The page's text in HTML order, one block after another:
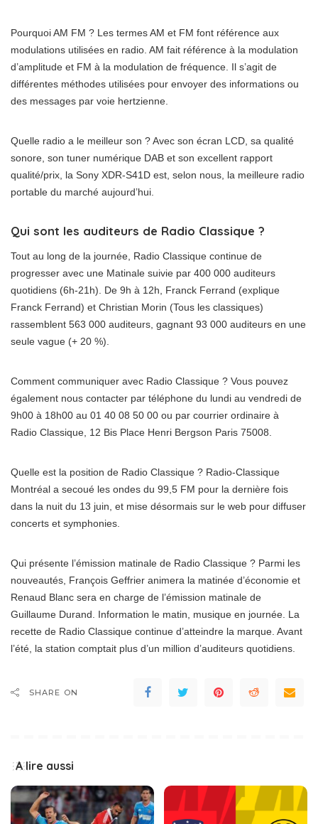
Pourquoi AM FM ? Les termes AM et FM font référence aux
modulations utilisées en radio. AM fait référence à la modulation
d’amplitude et FM à la modulation de fréquence. Il s’agit de
différentes méthodes utilisées pour envoyer des informations ou
des messages par voie hertzienne.
Quelle radio a le meilleur son ? Avec son écran LCD, sa qualité
sonore, son tuner numérique DAB et son excellent rapport
qualité/prix, la Sony XDR-S41D est, selon nous, la meilleure radio
portable du marché aujourd’hui.
Qui sont les auditeurs de Radio Classique ?
Tout au long de la journée, Radio Classique continue de
progresser avec une Matinale suivie par 400 000 auditeurs
quotidiens (6h-21h). De 9h à 12h, Franck Ferrand (explique
Franck Ferrand) et Christian Morin (Tous les classiques)
rassemblent 563 000 auditeurs, gagnant 93 000 auditeurs en une
seule vague (+ 20 %).
Comment communiquer avec Radio Classique ? Vous pouvez
également nous contacter par téléphone du lundi au vendredi de
9h00 à 18h00 au 01 40 08 50 00 ou par courrier ordinaire à
Radio Classique, 12 Bis Place Henri Bergson Paris 75008.
Quelle est la position de Radio Classique ? Radio-Classique
Montréal a secoué les ondes du 99,5 FM pour la dernière fois
dans la nuit du 13 juin, et mise désormais sur le web pour diffuser
concerts et symphonies.
Qui présente l’émission matinale de Radio Classique ? Parmi les
nouveautés, François Geffrier animera la matinée d’économie et
Renaud Blanc sera en charge de l’émission matinale de
Guillaume Durand. Information le matin, musique en journée. La
recette de Radio Classique continue d’atteindre la marque. Avant
l’été, la station comptait plus d’un million d’auditeurs quotidiens.
SHARE ON
A lire aussi